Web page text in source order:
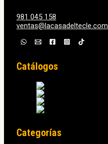
981 045 158
ventas@lacasadeltecle.com
Catálogos
Categorías